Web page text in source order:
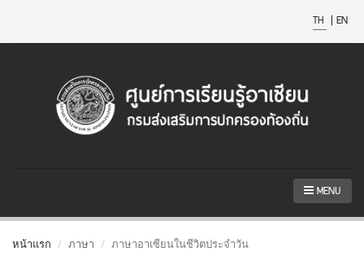
TH | EN
MENU
หน้าแรก ภาษา ภาษาอาเซียนในชีวิตประจำวัน